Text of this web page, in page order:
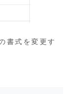
書式を変更す